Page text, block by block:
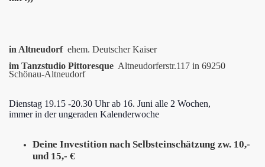
in Altneudorf ehem. Deutscher Kaiser
im Tanzstudio Pittoresque Altneudorferstr.117 in 69250
Schönau-Altneudorf
Dienstag 19.15 -20.30 Uhr ab 16. Juni alle 2 Wochen,
immer in der ungeraden Kalenderwoche
Deine Investitionnach Selbsteinschätzung zw. 10,-
und 15,- €